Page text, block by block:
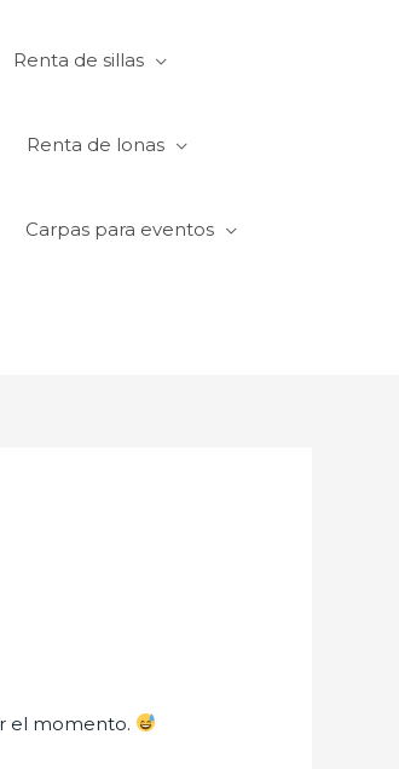
Renta de sillas
Renta de lonas
Carpas para eventos
el momento.